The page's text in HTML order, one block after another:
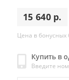
15 640 р.
Цена в бонусных
Купить в
Введите